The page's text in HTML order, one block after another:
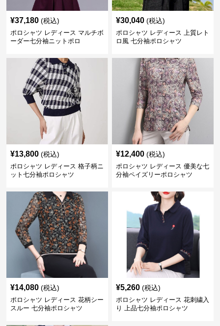
¥37,180 (税込)
ポロシャツ レディース マルチボ
ーダー七分袖ニットポロ
¥30,040 (税込)
ポロシャツ レディース 上質レト
ロ風 七分袖ポロシャツ
¥13,800 (税込)
ポロシャツ レディース 格子柄ニ
ット七分袖ポロシャツ
¥12,400 (税込)
ポロシャツ レディース 優美な七
分袖ペイズリーポロシャツ
¥14,080 (税込)
ポロシャツ レディース 花柄シー
スルー 七分袖ポロシャツ
¥5,260 (税込)
ポロシャツ レディース 花刺繍入
り 上品七分袖ポロシャツ